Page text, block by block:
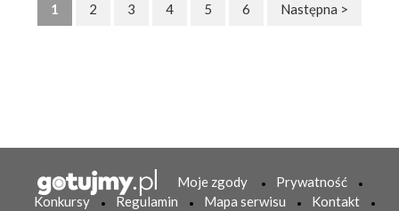
1 2 3 4 5 6 Następna >
Moje zgody
Prywatność
Konkursy
Regulamin Mapa serwisu
Kontakt